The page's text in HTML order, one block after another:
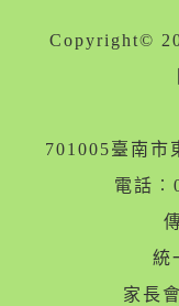
Copyright©
701005臺南市
電話
統
家長